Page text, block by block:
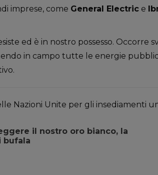
imprese, come General Electrice
ed è in nostro possesso.
in campo tutte le energie
Nazioni Unite per gli insediamenti
il nostro oro bianco, la
bufala